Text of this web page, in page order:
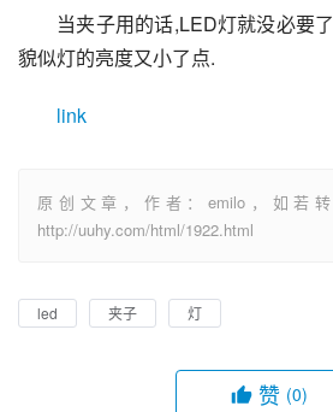
当夹子用的话,LED灯就没必要
貌似灯的亮度又小了点.
link
原创文章，作者：emilo，如若
http://uuhy.com/html/1922.html
led 夹子 灯
赞 (0)